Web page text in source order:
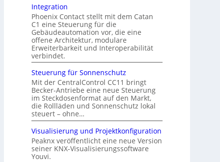
Integration
Phoenix Contact stellt mit dem Catan
C1 eine Steuerung für die
Gebäudeautomation vor, die eine
offene Architektur, modulare
Erweiterbarkeit und Interoperabilität
verbindet.
Steuerung für Sonnenschutz
Mit der CentralControl CC11 bringt
Becker-Antriebe eine neue Steuerung
im Steckdosenformat auf den Markt,
die Rollläden und Sonnenschutz lokal
steuert – ohne…
Visualisierung und Projektkonfiguration
Peaknx veröffentlicht eine neue Version
seiner KNX-Visualisierungssoftware
Youvi.